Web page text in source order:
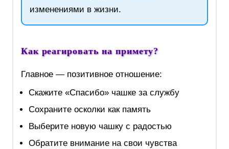
изменениями в жизни.
Как реагировать на примету?
Главное — позитивное отношение:
Скажите «Спасибо» чашке за службу
Сохраните осколки как память
Выберите новую чашку с радостью
Обратите внимание на свои чувства